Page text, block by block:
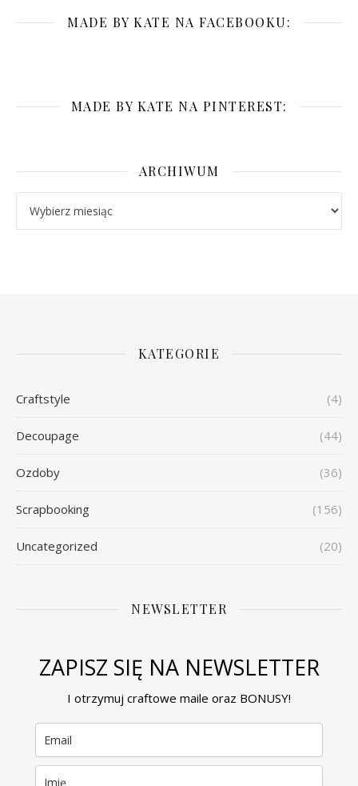
MADE BY KATE NA FACEBOOKU:
MADE BY KATE NA PINTEREST:
ARCHIWUM
KATEGORIE
Craftstyle (4)
Decoupage (44)
Ozdoby (36)
Scrapbooking (156)
Uncategorized (20)
NEWSLETTER
ZAPISZ SIĘ NA NEWSLETTER
I otrzymuj craftowe maile oraz BONUSY!